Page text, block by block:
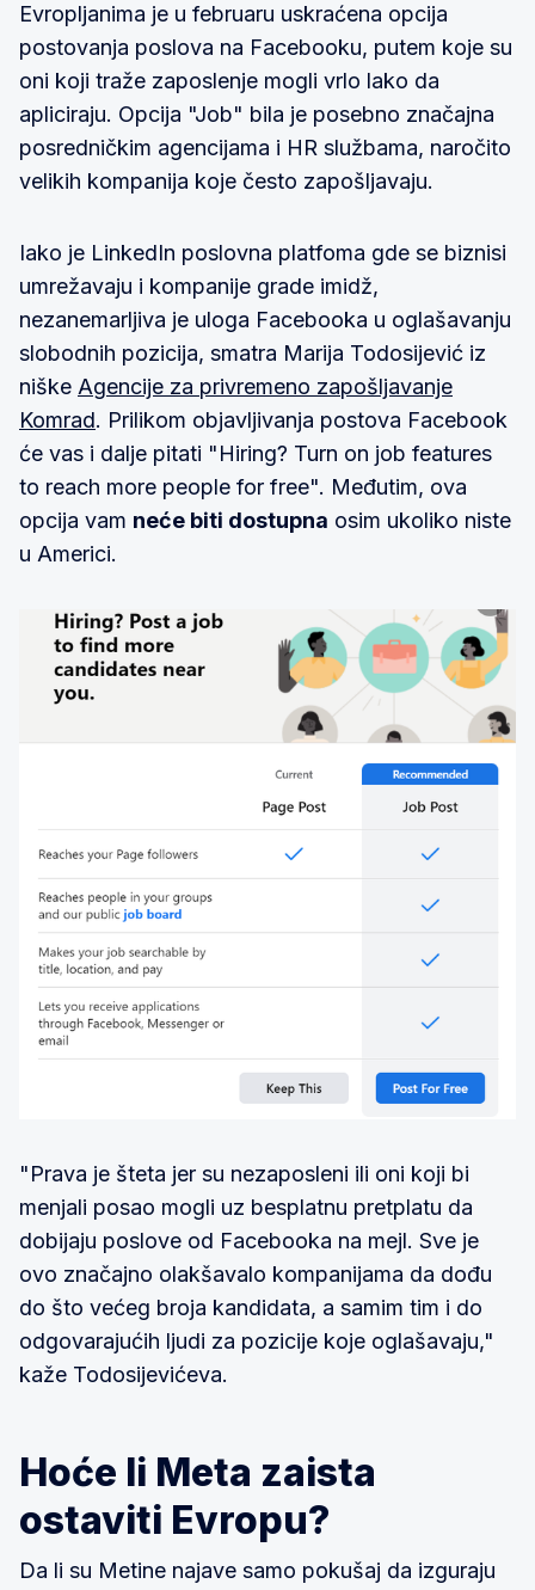
Evropljanima je u februaru uskraćena opcija
postovanja poslova na Facebooku, putem koje su
oni koji traže zaposlenje mogli vrlo lako da
apliciraju. Opcija "Job" bila je posebno značajna
posredničkim agencijama i HR službama, naročito
velikih kompanija koje često zapošljavaju.
Iako je LinkedIn poslovna platfoma gde se biznisi
umrežavaju i kompanije grade imidž,
nezanemarljiva je uloga Facebooka u oglašavanju
slobodnih pozicija, smatra Marija Todosijević iz
niške Agencije za privremeno zapošljavanje
Komrad. Prilikom objavljivanja postova Facebook
će vas i dalje pitati "Hiring? Turn on job features
to reach more people for free". Međutim, ova
opcija vam neće biti dostupna osim ukoliko niste
u Americi.
"Prava je šteta jer su nezaposleni ili oni koji bi
menjali posao mogli uz besplatnu pretplatu da
dobijaju poslove od Facebooka na mejl. Sve je
ovo značajno olakšavalo kompanijama da dođu
do što većeg broja kandidata, a samim tim i do
odgovarajućih ljudi za pozicije koje oglašavaju,"
kaže Todosijevićeva.
Hoće li Meta zaista
ostaviti Evropu?
Da li su Metine najave samo pokušaj da izguraju